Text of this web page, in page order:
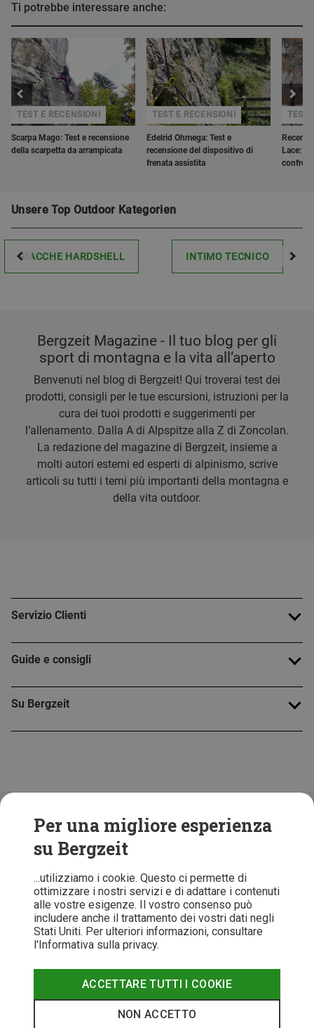
Per una migliore esperienza
su Bergzeit
...utilizziamo i cookie. Questo ci permette di
ottimizzare i nostri servizi e di adattare i contenuti
alle vostre esigenze. Il vostro consenso può
includere anche il trattamento dei vostri dati negli
Stati Uniti. Per ulteriori informazioni, consultare
l'Informativa sulla privacy.
ACCETTARE TUTTI I COOKIE
NON ACCETTO
Ti potrebbe interessare anche:
Scarpa Mago: Test e recensione
della scarpetta da arrampicata
TEST E RECENSIONI
Edelrid Ohmega: Test e
recensione del dispositivo di
frenata assistita
TEST E RECENSIONI
Lace:
TEST
Unsere Top Outdoor Kategorien
GIACCHE HARDSHELL INTIMO TECNICO
Bergzeit Magazine - Il tuo blog per gli
sport di montagna e la vita all‘aperto
Benvenuti nel blog di Bergzeit! Qui troverai test dei
prodotti, consigli per le tue escursioni, istruzioni per la
cura dei tuoi prodotti e suggerimenti per
l‘allenamento. Dalla A di Alpspitze alla Z di Zoncolan.
La redazione del magazine di Bergzeit, insieme a
molti autori esterni ed esperti di alpinismo, scrive
articoli su tutti i temi più importanti della montagna e
della vita outdoor.
Servizio Clienti
Guide e consigli
Su Bergzeit
Informativa Privacy Recesso Note legali
© 2026 Bergzeit GmbH © Bergsport, Outdoor & Trekking Shop